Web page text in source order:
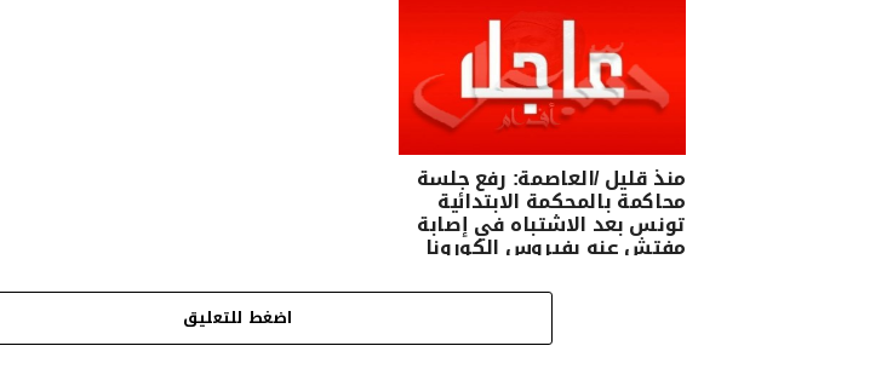
منذ قليل /العاصمة: رفع جلسة
محاكمة بالمحكمة الابتدائية
تونس بعد الاشتباه في إصابة
مفتش عنه بفيروس الكورونا
اضغط للتعليق